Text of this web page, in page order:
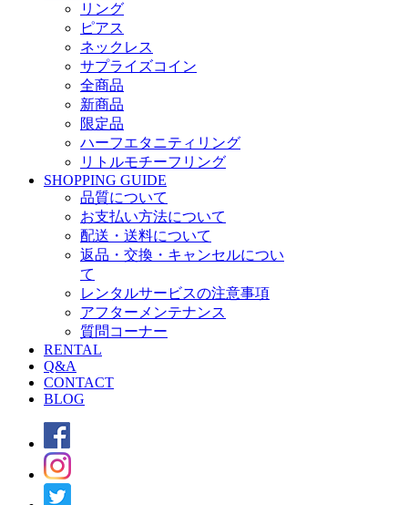
リング
ピアス
ネックレス
サプライズコイン
全商品
新商品
限定品
ハーフエタニティリング
リトルモチーフリング
SHOPPING GUIDE
品質について
お支払い方法について
配送・送料について
返品・交換・キャンセルについ
て
レンタルサービスの注意事項
アフターメンテナンス
質問コーナー
RENTAL
Q&A
CONTACT
BLOG